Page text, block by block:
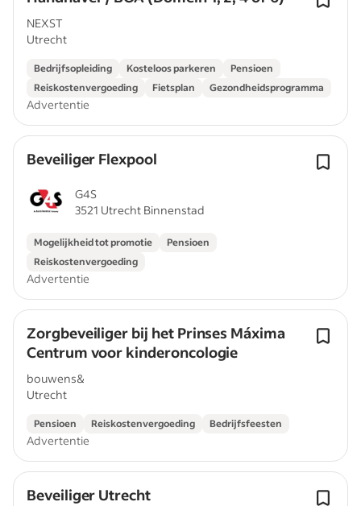
NEXST
Utrecht
Bedrijfsopleiding Kosteloos parkeren
Pensioen
Reiskostenvergoeding
Fietsplan Gezondheidsprogramma
Advertentie
Beveiliger Flexpool
G4S
3521 Utrecht Binnenstad
Mogelijkheid tot promotie
Pensioen
Reiskostenvergoeding
Advertentie
Zorgbeveiliger bij het Prinses Máxima
Centrum voor kinderoncologie
bouwens&
Utrecht
Pensioen Reiskostenvergoeding Bedrijfsfeesten
Advertentie
Beveiliger Utrecht